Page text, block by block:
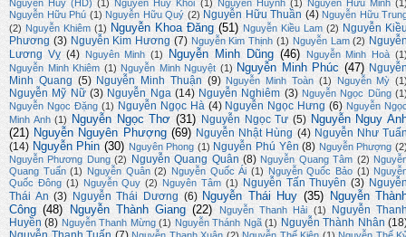
Nguyễn Huy (HD) (1) Nguyễn Huy Khôi (1) Nguyễn Huỳnh (1) Nguyễn Hữu Minh
Nguyễn Hữu Phú (1) Nguyễn Hữu Quý (2) Nguyễn Hữu Thuần (4) Nguyễn Hữu
(2) Nguyễn Khiêm (1) Nguyễn Khoa Đăng (51) Nguyễn Kiều Lam (2) Nguyễn
Phương (3) Nguyễn Kim Hương (7) Nguyễn Kim Thịnh (1) Nguyễn Lam (2)
Lương Vỵ (4) Nguyên Minh (1) Nguyễn Minh Dũng (46) Nguyễn Minh Hoà
Nguyễn Minh Khiêm (1) Nguyễn Minh Nguyệt (1) Nguyễn Minh Phúc (47)
Minh Quang (5) Nguyễn Minh Thuận (9) Nguyễn Minh Toàn (1) Nguyễn Mỳ
Nguyễn Mỹ Nữ (3) Nguyễn Nga (14) Nguyễn Nghiêm (3) Nguyễn Ngọc Dũng
Nguyễn Ngọc Đặng (1) Nguyễn Ngọc Hà (4) Nguyễn Ngọc Hưng (6) Nguyễn
Minh Anh (1) Nguyễn Ngọc Thơ (31) Nguyễn Ngọc Tư (5) Nguyễn Nguy
(21) Nguyễn Nguyên Phượng (69) Nguyễn Nhật Hùng (4) Nguyễn Như
(14) Nguyễn Phin (30) Nguyên Phong (1) Nguyễn Phú Yên (8) Nguyễn Phượng
Nguyễn Phương Dung (2) Nguyễn Quang Quân (8) Nguyễn Quang Tâm (2)
Quang Tuấn (1) Nguyễn Quân (2) Nguyễn Quốc Ái (1) Nguyễn Quốc Bảo (1)
Quốc Đông (1) Nguyễn Quy (2) Nguyên Tâm (1) Nguyễn Tấn Thuyên (3)
Thái An (3) Nguyễn Thái Dương (6) Nguyễn Thái Huy (35)
Nguyễn
Công (48) Nguyễn Thành Giang (22) Nguyễn Thanh Hải (1)
Nguyễn
Huyền (8) Nguyễn Thanh Mừng (1) Nguyễn Thánh Ngã (1) Nguyễn Thành Nhân